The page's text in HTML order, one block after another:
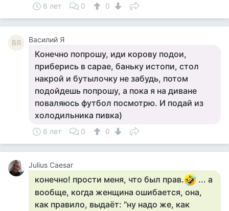
6 лет 0 0
ВЯ Василий Я
Конечно попрошу, иди корову подои,
приберись в сарае, баньку истопи, стол
накрой и бутылочку не забудь, потом
подойдешь попрошу, а пока я на диване
поваляюсь футбол посмотрю. И подай из
холодильника пивка)
6 лет 0 0
Julius Caesar
конечно! прости меня, что был прав.
... а
вообще, когда женщина ошибается, она,
как правило, выдаёт: "ну надо же, как